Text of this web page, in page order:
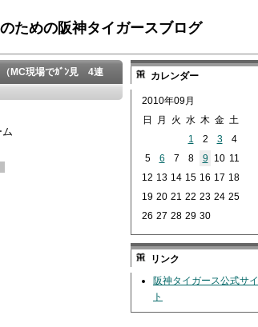
ための阪神タイガースブログ
（MC現場でｶﾞﾝ見 4連
ム
カレンダー
2010年09月
日
月 火 水 木 金 土
1
2 3
4
5
6 7 8 9 10 11
12 13 14 15 16 17 18
19 20 21 22 23 24 25
26 27 28 29 30
リンク
阪神タイガース公式サイ
ト